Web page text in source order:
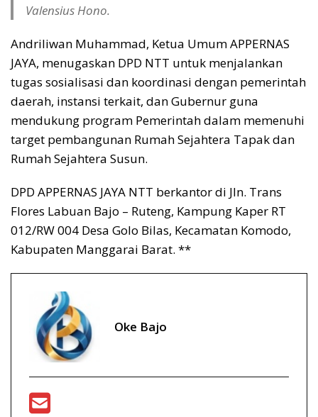
Valensius Hono.
Andriliwan Muhammad, Ketua Umum APPERNAS
JAYA, menugaskan DPD NTT untuk menjalankan
tugas sosialisasi dan koordinasi dengan pemerintah
daerah, instansi terkait, dan Gubernur guna
mendukung program Pemerintah dalam memenuhi
target pembangunan Rumah Sejahtera Tapak dan
Rumah Sejahtera Susun.
DPD APPERNAS JAYA NTT berkantor di Jln. Trans
Flores Labuan Bajo – Ruteng, Kampung Kaper RT
012/RW 004 Desa Golo Bilas, Kecamatan Komodo,
Kabupaten Manggarai Barat. **
Oke Bajo